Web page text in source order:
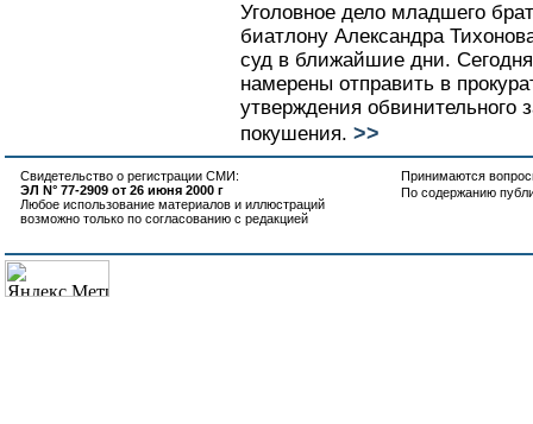
Уголовное дело младшего
биатлону Александра
суд в ближайшие дни.
намерены отправить в
утверждения обвинительного
покушения. >>
Свидетельство о регистрации СМИ:
ЭЛ N° 77-2909 от 26 июня 2000 г
Любое использование материалов и иллюстраций
возможно только по согласованию с редакцией
Принимаются
По содержанию